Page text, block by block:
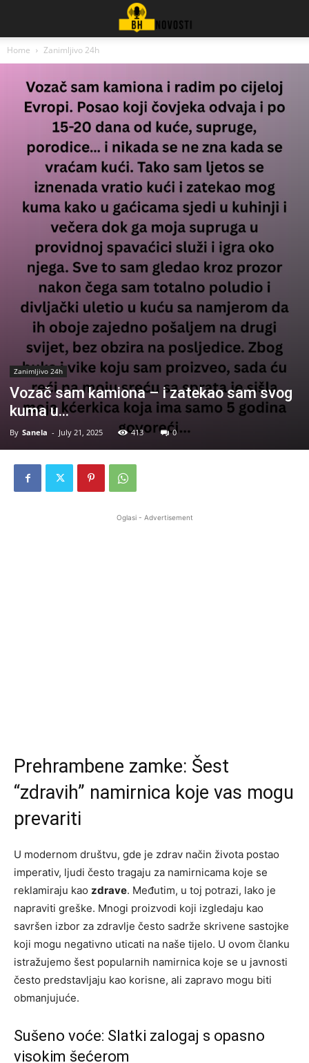
Home Zanimljivo 24h
Zanimljivo 24h
Vozač sam kamiona – i zatekao sam svog
kuma u…
By Sanela - July 21, 2025 413 0
Oglasi - Advertisement
Prehrambene zamke: Šest
“zdravih” namirnica koje vas mogu
prevariti
U modernom društvu, gde je zdrav način života postao
imperativ, ljudi često tragaju za namirnicama koje se
reklamiraju kao zdrave. Međutim, u toj potrazi, lako je
napraviti greške. Mnogi proizvodi koji izgledaju kao
savršen izbor za zdravlje često sadrže skrivene sastojke
koji mogu negativno uticati na naše tijelo. U ovom članku
istražujemo šest popularnih namirnica koje se u javnosti
često predstavljaju kao korisne, ali zapravo mogu biti
obmanjujuće.
Sušeno voće: Slatki zalogaj s opasno
visokim šećerom